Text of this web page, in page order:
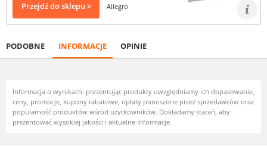
Przejdź do sklepu > Allegro
PODOBNE INFORMACJE OPINIE
Informacja o wynikach: prezentując produkty uwzględniamy ich dopasowanie,
ceny, promocje, kupony rabatowe, opłaty ponoszone przez sprzedawców oraz
popularność produktów wśród użytkowników. Dokładamy starań, aby
prezentować wysokiej jakości i aktualne informacje.